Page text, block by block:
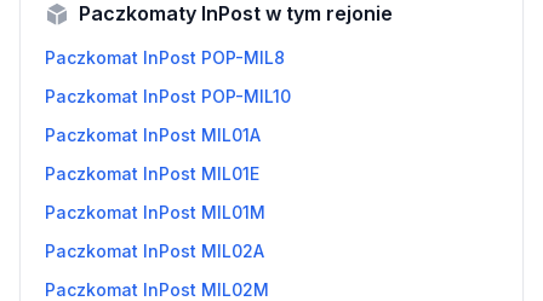
Paczkomaty InPost w tym rejonie
Paczkomat InPost POP-MIL8
Paczkomat InPost POP-MIL10
Paczkomat InPost MIL01A
Paczkomat InPost MIL01E
Paczkomat InPost MIL01M
Paczkomat InPost MIL02A
Paczkomat InPost MIL02M